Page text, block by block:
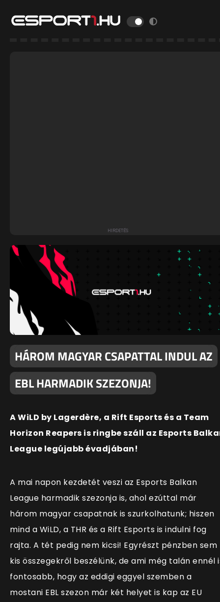
HÁROM MAGYAR CSAPATTAL INDUL AZ
EBL HARMADIK SZEZONJA!
A WiLD by Lagerdère, a Rift Esports és a Team
Horizon Reapers is ringbe száll az Esports
League legújabb évadjában!
A mai napon kezdetét veszi az Esports Balkan
League harmadik szezonja is, ahol ezúttal már
három magyar csapatnak is szurkolhatunk; hiszen
mind a WiLD, a THR és a Rift Esports is indulni fog
rajta. A tét pedig nem kicsi! Egyrészt pénzben sem
kis összegekről beszélünk, de ami még talán ennél
fontosabb, hogy az eddigi eggyel szemben a
mostani EBL szezon már két helyet is kap az EU